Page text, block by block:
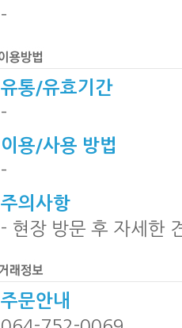
-
유통/유효기간
-
이용/사용 방법
-
주의사항
- 현장 방문 후 자세한
주문안내